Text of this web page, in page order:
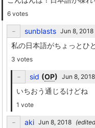
6 votes
sunblasts
私の日本語がちょっとひ
3 votes
sid (OP)
いちおう通じるけどね
1 vote
aki